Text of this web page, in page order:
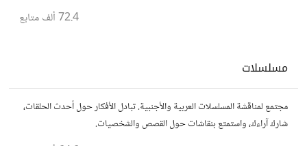
72.4 ألف متابع
مسلسلات
مجتمع لمناقشة المسلسلات العربية والأجنبية. تبادل الأفكار حول أحدث الحلقات،
شارك آراءك، واستمتع بنقاشات حول القصص والشخصيات.